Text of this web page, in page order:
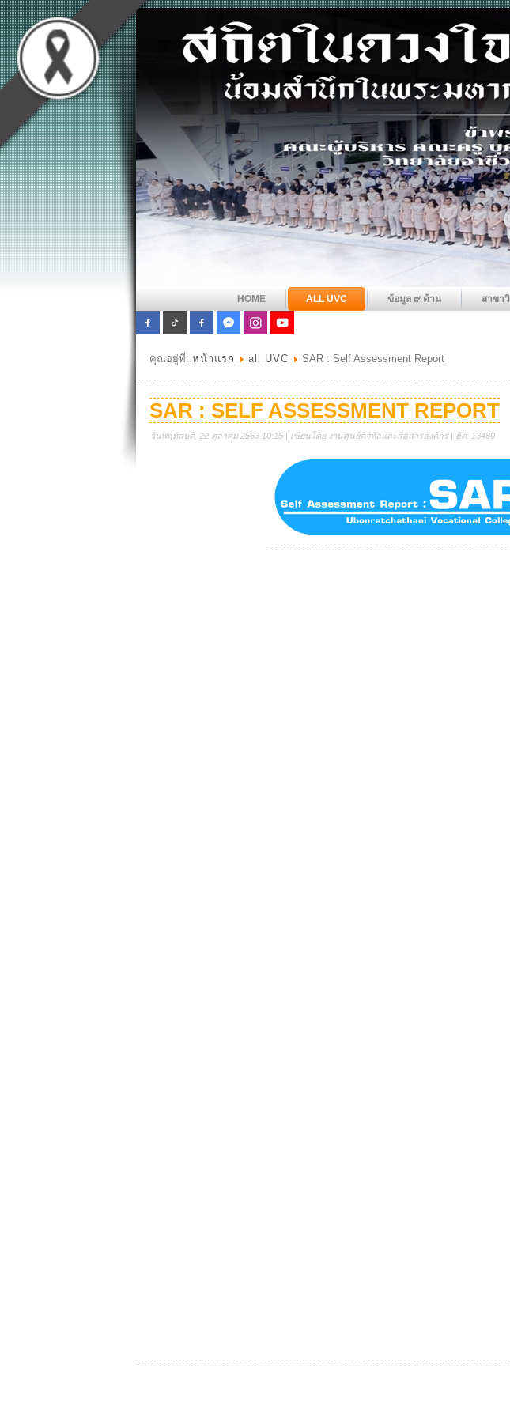
HOME ALL UVC ข้อมูล ๙ ด้าน สาขา
คุณอยู่ที่: หน้าแรก all UVC SAR : Self Assessment Report
SAR : SELF ASSESSMENT REPORT
วันพฤหัสบดี, 22 ตุลาคม 2563 10:15 | เขียนโดย งานศูนย์ดิจิทัลและสื่อสารองค์กร | ฮิต: 13480